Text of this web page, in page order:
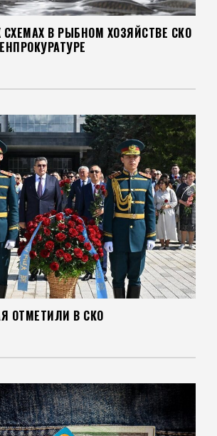
В РЫБНОМ ХОЗЯЙСТВЕ СКО
ОТМЕТИЛИ В СКО